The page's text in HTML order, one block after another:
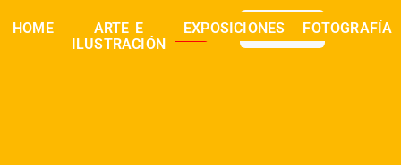
HOME
ARTE E
ILUSTRACIÓN
EXPOSICIONES FOTOGRAFÍA
buscar 0,00